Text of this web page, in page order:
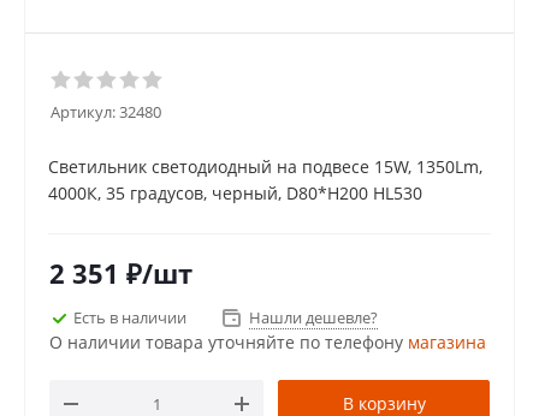
Артикул:32480
Светильник светодиодный на подвесе 15W, 1350Lm,
4000К, 35 градусов, черный, D80*H200 HL530
2 351 ₽/шт
Есть в наличии Нашли дешевле?
О наличии товара уточняйте по телефону магазина
В корзину